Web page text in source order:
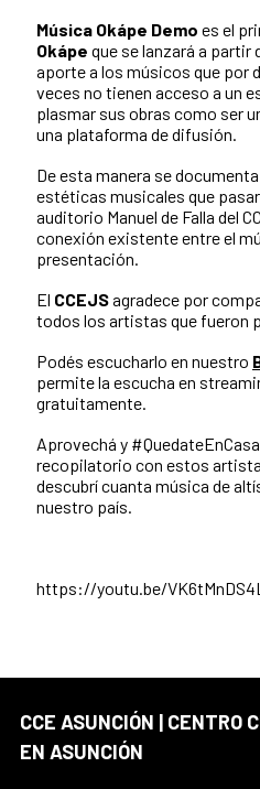
Música Okápe Demo es el
Okápe que se lanzará a partir
aporte a los músicos que por
veces no tienen acceso a un
plasmar sus obras como ser
una plataforma de difusión.
De esta manera se
estéticas musicales que
auditorio Manuel de Falla del
conexión existente entre el
presentación.
El CCEJSagradece por
todos los artistas que fueron
Podés escucharlo en nuestro
permite la escucha en
gratuitamente.
Aprovechá y
recopilatorio con estos
descubrí cuanta música de
nuestro país.
https://youtu.be/
CCE ASUNCIÓN | CENTRO
EN ASUNCIÓN